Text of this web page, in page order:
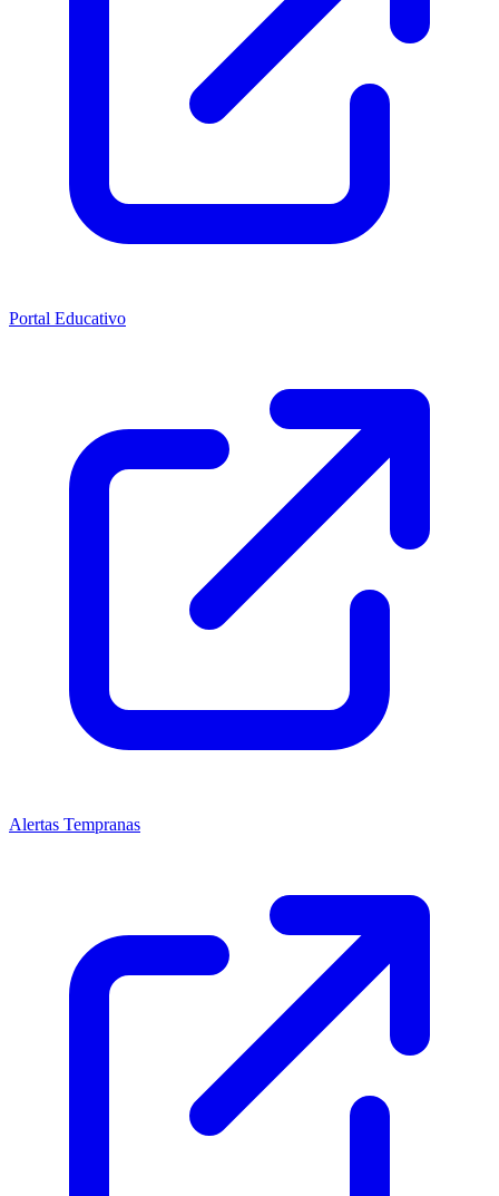
Portal Educativo
Alertas Tempranas